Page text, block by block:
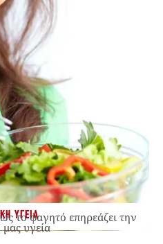
ΥΓΕΙΑ
το φαγητό επηρεάζει την
υγεία